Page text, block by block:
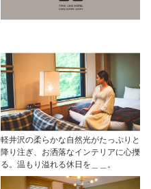
軽井沢の柔らかな自然光がたっぷりと
降り注ぎ、お洒落なインテリアに心擽
る。温もり溢れる休日を＿＿。